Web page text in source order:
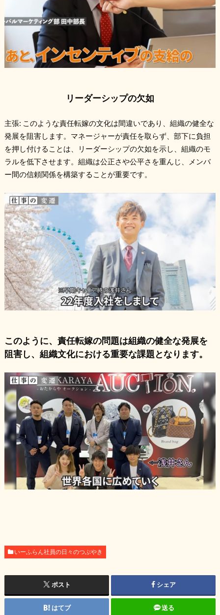
リーダーシップの欠如
主張: このような責任転嫁の文化は間違いであり、組織の健全な
発展を阻害します。マネージャーが責任を取らず、部下に負担
を押し付けることは、リーダーシップの欠如を示し、組織のモ
ラルを低下させます。組織は公正さや公平さを重んじ、メンバ
ー間の信頼関係を構築することが重要です。
このように、責任転嫁の問題は組織の健全な発展を
阻害し、組織文化における重要な課題となります。
いーふらん社員の日々のつぶやき
ポスト シェア
はてブ 送る